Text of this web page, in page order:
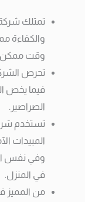
تمتلك شركة
والكفاءة
وقت ممكن.
تحرص
فيما يخص
الصراصير.
تستخدم
المبيدات
وفي نفس
في المنزل.
من المميز